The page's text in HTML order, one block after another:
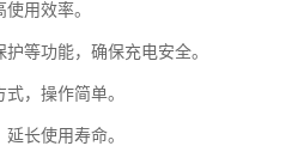
用效率。
等功能，确保充电安全。
，操作简单。
长使用寿命。